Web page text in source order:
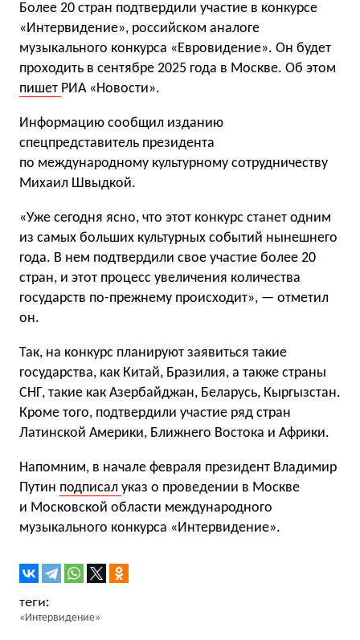
Более 20 стран подтвердили участие в конкурсе
«Интервидение», российском аналоге
музыкального конкурса «Евровидение». Он будет
проходить в сентябре 2025 года в Москве. Об этом
пишет РИА «Новости».
Информацию сообщил изданию
спецпредставитель президента
по международному культурному сотрудничеству
Михаил Швыдкой.
«Уже сегодня ясно, что этот конкурс станет одним
из самых больших культурных событий нынешнего
года. В нем подтвердили свое участие более 20
стран, и этот процесс увеличения количества
государств по-прежнему происходит», — отметил
он.
Так, на конкурс планируют заявиться такие
государства, как Китай, Бразилия, а также страны
СНГ, такие как Азербайджан, Беларусь, Кыргызстан.
Кроме того, подтвердили участие ряд стран
Латинской Америки, Ближнего Востока и Африки.
Напомним, в начале февраля президент Владимир
Путин подписал указ о проведении в Москве
и Московской области международного
музыкального конкурса «Интервидение».
«Интервидение»